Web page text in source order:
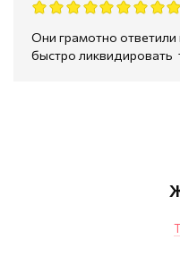
Они грамотно
быстро ликвидировать